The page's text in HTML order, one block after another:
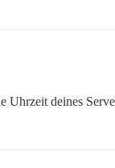
Uhrzeit deines